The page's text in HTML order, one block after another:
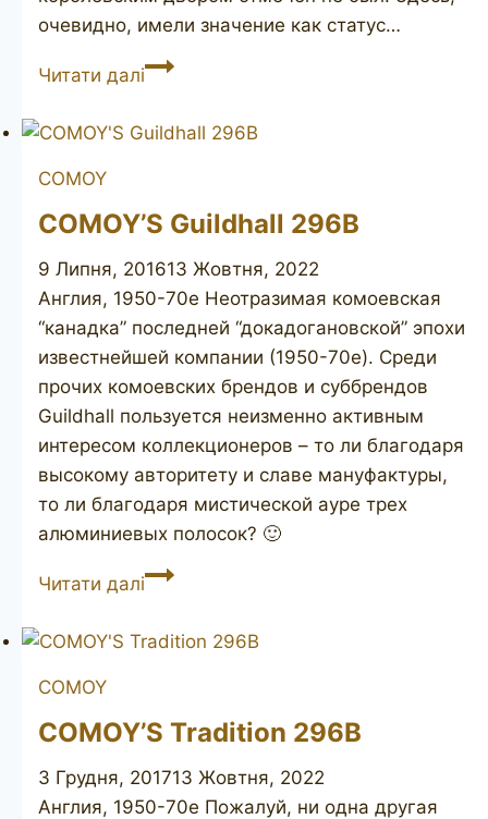
очевидно, имели значение как статус…
Читати даліFRIBOURG
TREYER
COMOY
COMOY’S Guildhall 296B
9 Липня, 201613 Жовтня, 2022
Англия, 1950-70е Неотразимая комоевская
“канадка” последней “докадогановской” эпохи
известнейшей компании (1950-70е). Среди
прочих комоевских брендов и суббрендов
Guildhall пользуется неизменно активным
интересом коллекционеров – то ли благодаря
высокому авторитету и славе мануфактуры,
то ли благодаря мистической ауре трех
алюминиевых полосок? 🙂
Читати даліCOMOY’S
296B
COMOY
COMOY’S Tradition 296B
3 Грудня, 201713 Жовтня, 2022
Англия, 1950-70е Пожалуй, ни одна другая